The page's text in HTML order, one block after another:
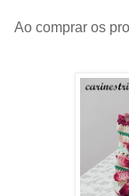
Ao comprar os